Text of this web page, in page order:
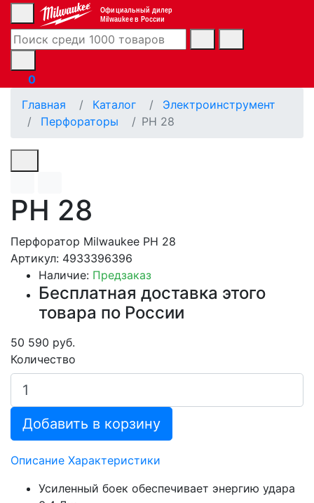
Официальный дилер
Milwaukee в России
0
Главная
Каталог
Электроинструмент
Перфораторы
PH 28
PH 28
Перфоратор Milwaukee PH 28
Артикул: 4933396396
Наличие: Предзаказ
Бесплатная доставка этого
товара по России
50 590 руб.
Количество
Добавить в корзину
Описание Характеристики
Усиленный боек обеспечивает энергию удара